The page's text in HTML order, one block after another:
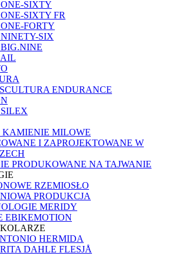
SIXTY
SIXTY FR
FORTY
SIX
ENDURANCE
KAMIENIE MILOWE
I ZAPROJEKTOWANE W
PRODUKOWANE NA TAJWANIE
RZEMIOSŁO
PRODUKCJA
MERIDY
EBIKEMOTION
HERMIDA
DAHLE FLESJÅ